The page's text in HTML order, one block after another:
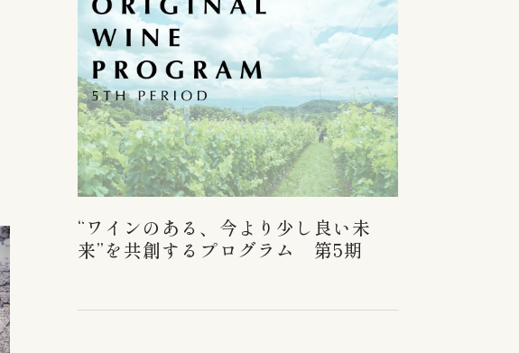
“ワインのある、今より少し良い未
来”を共創するプログラム 第5期